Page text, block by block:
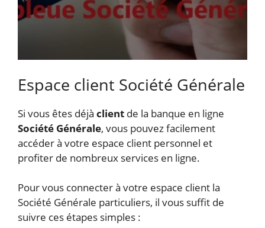
Espace client Société Générale
Si vous êtes déjà client de la banque en ligne
Société Générale, vous pouvez facilement
accéder à votre espace client personnel et
profiter de nombreux services en ligne.
Pour vous connecter à votre espace client la
Société Générale particuliers, il vous suffit de
suivre ces étapes simples :